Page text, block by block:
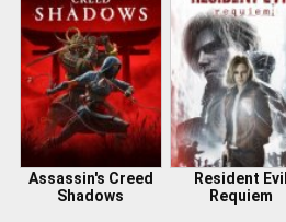
Assassin's Creed
Shadows
Resident Evil
Requiem